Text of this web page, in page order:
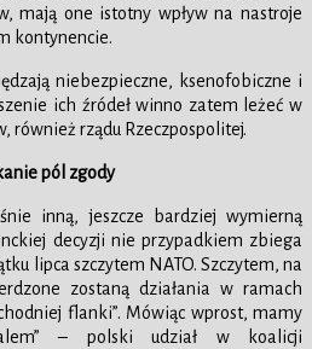
mają one istotny wpływ na nastroje
kontynencie.
niebezpieczne, ksenofobiczne i
ich źródeł winno zatem leżeć w
również rządu Rzeczpospolitej.
pól zgody
inną, jeszcze bardziej wymierną
decyzji nie przypadkiem zbiega
lipca szczytem NATO. Szczytem, na
zostaną działania w ramach
flanki”. Mówiąc wprost, mamy
– polski udział w koalicji